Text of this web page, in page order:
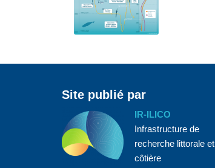
Site publié par
IR-ILICO
Infrastructure de
recherche littorale et
côtière